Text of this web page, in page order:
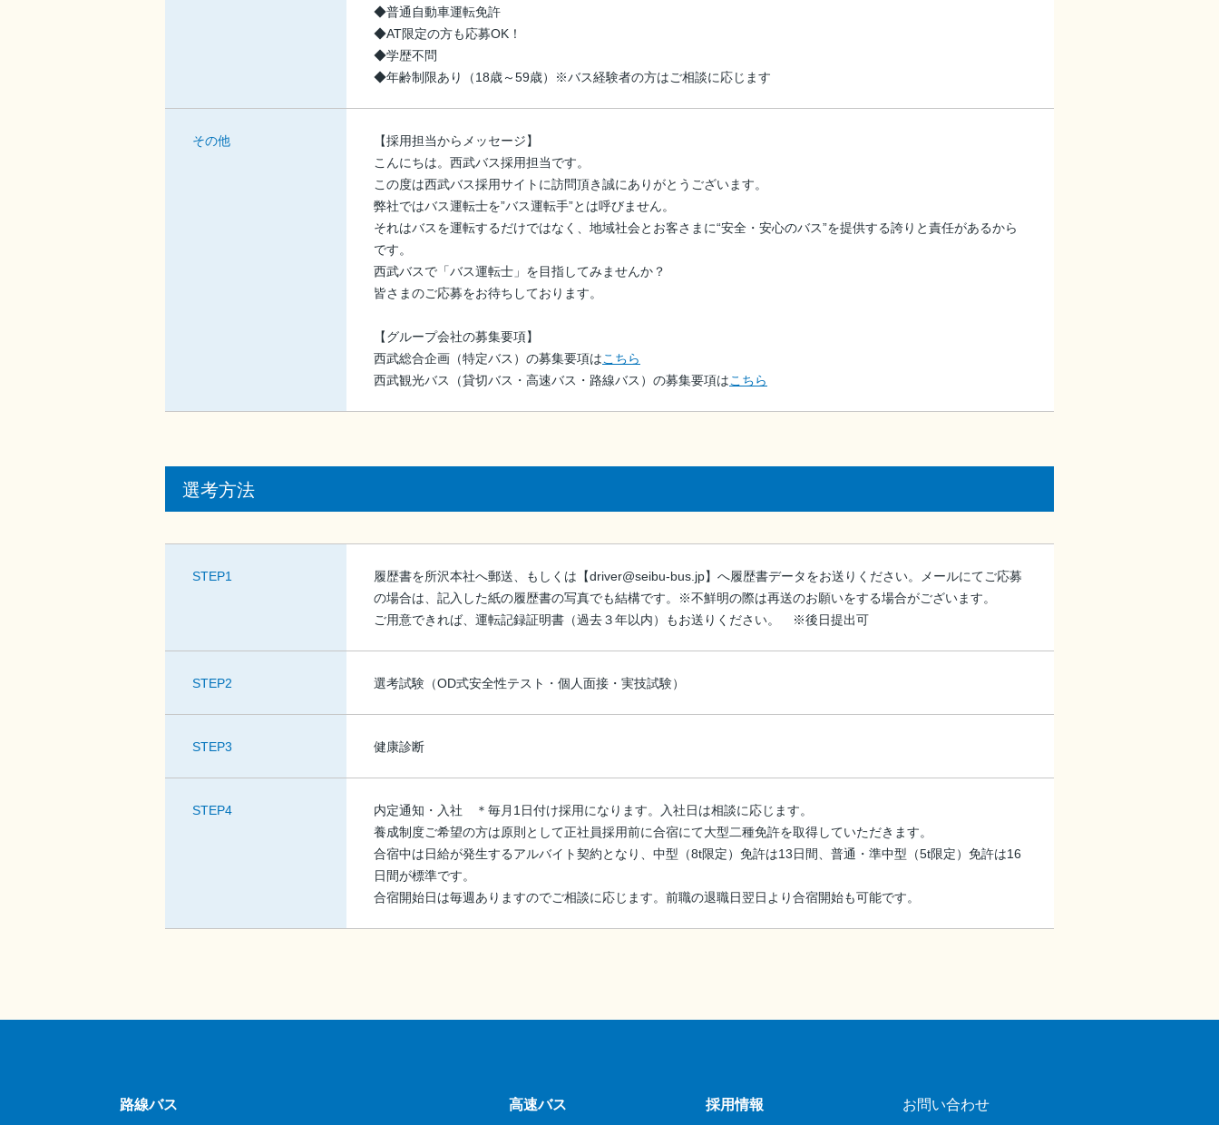
◆普通自動車運転免許
◆AT限定の方も応募OK！
◆学歴不問
◆年齢制限あり（18歳～59歳）※バス経験者の方はご相談に応じます
その他
【採用担当からメッセージ】
こんにちは。西武バス採用担当です。
この度は西武バス採用サイトに訪問頂き誠にありがとうございます。
弊社ではバス運転士を”バス運転手”とは呼びません。
それはバスを運転するだけではなく、地域社会とお客さまに“安全・安心のバス”を提供する誇りと責任があるから
です。
西武バスで「バス運転士」を目指してみませんか？
皆さまのご応募をお待ちしております。
【グループ会社の募集要項】
西武総合企画（特定バス）の募集要項はこちら
西武観光バス（貸切バス・高速バス・路線バス）の募集要項はこちら
選考方法
STEP1
履歴書を所沢本社へ郵送、もしくは【driver@seibu-bus.jp】へ履歴書データをお送りください。メールにてご応募
の場合は、記入した紙の履歴書の写真でも結構です。※不鮮明の際は再送のお願いをする場合がございます。
ご用意できれば、運転記録証明書（過去３年以内）もお送りください。 ※後日提出可
STEP2 選考試験（OD式安全性テスト・個人面接・実技試験）
STEP3 健康診断
STEP4
内定通知・入社 ＊毎月1日付け採用になります。入社日は相談に応じます。
養成制度ご希望の方は原則として正社員採用前に合宿にて大型二種免許を取得していただきます。
合宿中は日給が発生するアルバイト契約となり、中型（8t限定）免許は13日間、普通・準中型（5t限定）免許は16
日間が標準です。
合宿開始日は毎週ありますのでご相談に応じます。前職の退職日翌日より合宿開始も可能です。
路線バス 高速バス 採用情報 お問い合わせ